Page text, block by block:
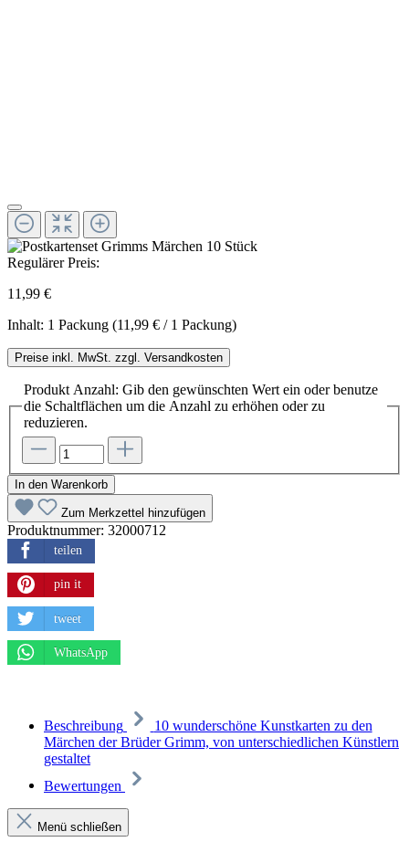
Regulärer Preis:
11,99 €
Inhalt: 1 Packung (11,99 € / 1 Packung)
Preise inkl. MwSt. zzgl. Versandkosten
Produkt Anzahl: Gib den gewünschten Wert ein oder benutze
die Schaltflächen um die Anzahl zu erhöhen oder zu
reduzieren.
In den Warenkorb
Zum Merkzettel hinzufügen
Produktnummer: 32000712
teilen
pin it
tweet
WhatsApp
Beschreibung
10 wunderschöne Kunstkarten zu den
Märchen der Brüder Grimm, von unterschiedlichen Künstlern
gestaltet
Bewertungen
Menü schließen